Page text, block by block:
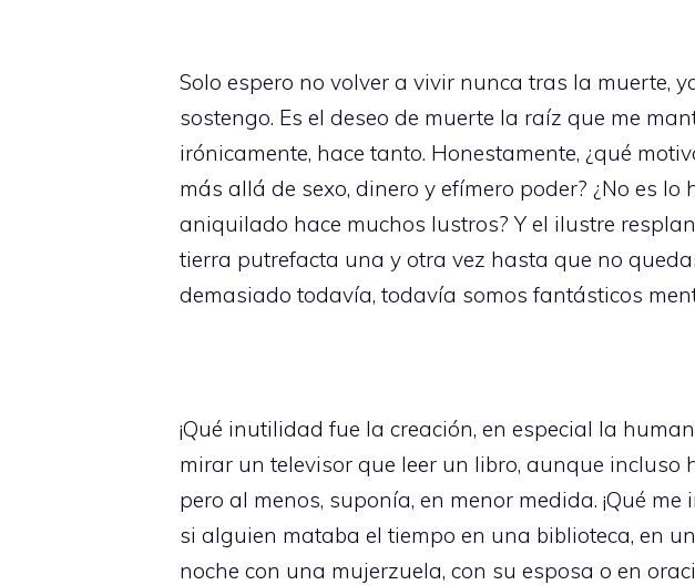
Solo espero no volver a vivir nunca tras la muerte,
sostengo. Es el deseo de muerte la raíz que me
irónicamente, hace tanto. Honestamente, ¿qué
más allá de sexo, dinero y efímero poder? ¿No es
aniquilado hace muchos lustros? Y el ilustre
tierra putrefacta una y otra vez hasta que no
demasiado todavía, todavía somos fantásticos
¡Qué inutilidad fue la creación, en especial la
mirar un televisor que leer un libro, aunque
pero al menos, suponía, en menor medida. ¡Qué
si alguien mataba el tiempo en una biblioteca, en
noche con una mujerzuela, con su esposa o en